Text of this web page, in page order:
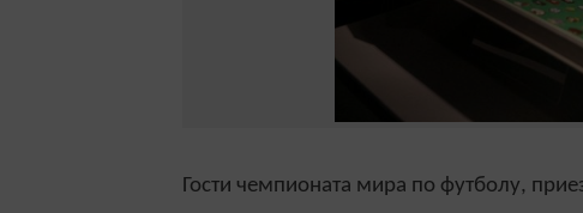
Гости чемпионата мира по футболу,